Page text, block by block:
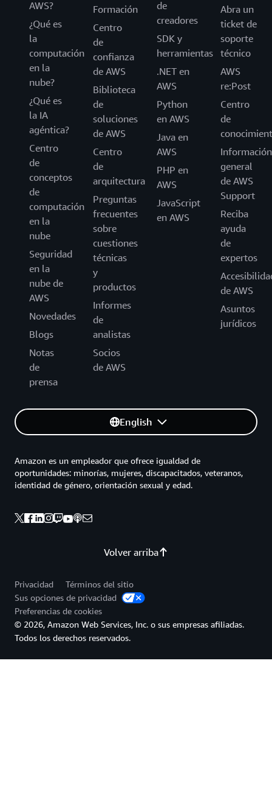
AWS?
¿Qué es
la
computación
en la
nube?
¿Qué es
la IA
agéntica?
Centro
de
conceptos
de
computación
en la
nube
Seguridad
en la
nube de
AWS
Novedades
Blogs
Notas
de
prensa
Formación
Centro
de
confianza
de AWS
Biblioteca
de
soluciones
de AWS
Centro
de
arquitectura
Preguntas
frecuentes
sobre
cuestiones
técnicas
y
productos
Informes
de
analistas
Socios
de AWS
de
creadores
SDK y
herramientas
.NET en
AWS
Python
en AWS
Java en
AWS
PHP en
AWS
JavaScript
en AWS
Abra un
ticket de
soporte
técnico
AWS
re:Post
Centro
de
Información
general
de AWS
Support
Reciba
ayuda
de
expertos
de AWS
Asuntos
jurídicos
English
Volver arriba
Amazon es un empleador que ofrece igualdad de
oportunidades: minorías, mujeres, discapacitados, veteranos,
identidad de género, orientación sexual y edad.
Privacidad
Términos del sitio
Sus opciones de privacidad
Preferencias de cookies
© 2026, Amazon Web Services, Inc. o sus empresas afiliadas.
Todos los derechos reservados.